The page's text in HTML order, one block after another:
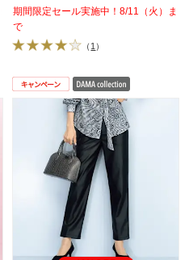
期間限定セール実施中！8/11（火）ま
で
（ 1 ）